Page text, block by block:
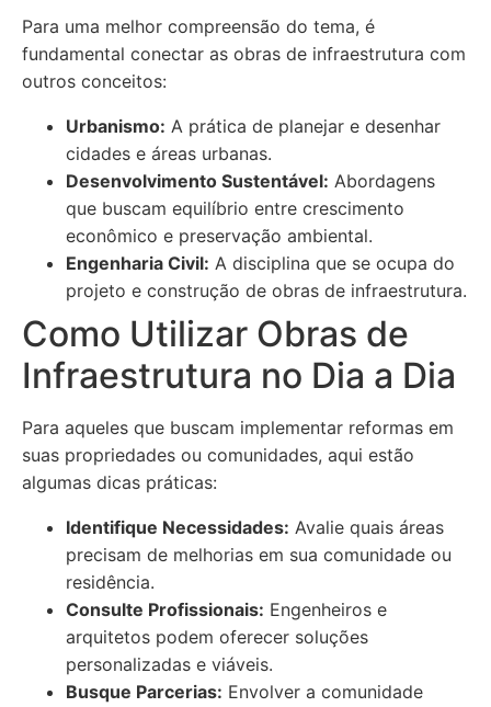
Para uma melhor compreensão do tema, é
fundamental conectar as obras de infraestrutura com
outros conceitos:
Urbanismo: A prática de planejar e desenhar
cidades e áreas urbanas.
Desenvolvimento Sustentável: Abordagens
que buscam equilíbrio entre crescimento
econômico e preservação ambiental.
Engenharia Civil: A disciplina que se ocupa do
projeto e construção de obras de infraestrutura.
Como Utilizar Obras de
Infraestrutura no Dia a Dia
Para aqueles que buscam implementar reformas em
suas propriedades ou comunidades, aqui estão
algumas dicas práticas:
Identifique Necessidades: Avalie quais áreas
precisam de melhorias em sua comunidade ou
residência.
Consulte Profissionais: Engenheiros e
arquitetos podem oferecer soluções
personalizadas e viáveis.
Busque Parcerias: Envolver a comunidade